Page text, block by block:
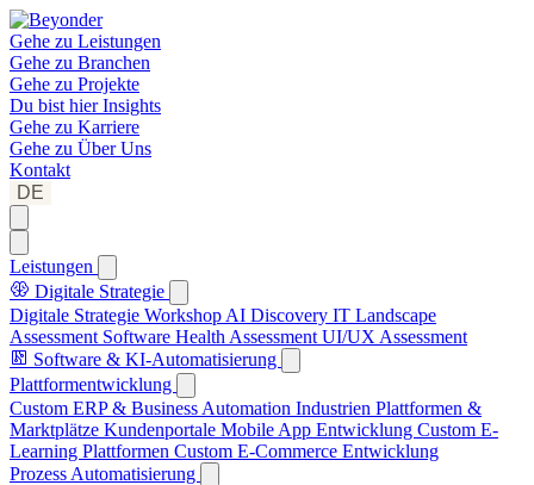
Gehe zu Leistungen
Gehe zu Branchen
Gehe zu Projekte
Du bist hierInsights
Gehe zu Karriere
Gehe zu Über Uns
Kontakt
DE
Leistungen
Digitale Strategie
Digitale Strategie Workshop AI Discovery IT Landscape
Assessment Software Health Assessment UI/UX Assessment
Software & KI-Automatisierung
Plattformentwicklung
Custom ERP & Business Automation Industrien Plattformen &
Marktplätze Kundenportale Mobile App Entwicklung Custom E-
Learning Plattformen Custom E-Commerce Entwicklung
Prozess Automatisierung